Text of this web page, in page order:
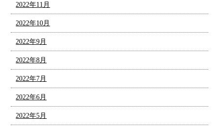
2022年11月
2022年10月
2022年9月
2022年8月
2022年7月
2022年6月
2022年5月